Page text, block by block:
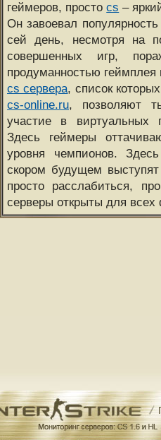
геймеров, простоcs –
Он завоевал
сей день, несмотря на
совершенных игр,
продуманностью
cs сервера, список
cs-online.ru, позволяют
участие в виртуальных
Здесь геймеры
уровня чемпионов.
скором будущем
просто расслабиться,
серверы открыты для всех